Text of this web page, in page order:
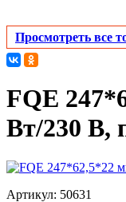
Просмотреть все
FQE
Вт/230 В,
Артикул: 50631